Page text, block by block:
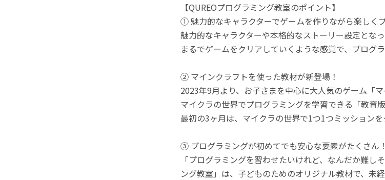
【QUREOプログラミング教室のポイント】
① 魅力的なキャラクターでゲームを作りながら楽しく
魅力的なキャラクターや本格的なストーリー設定とな
まるでゲームをクリアしていくような感覚で、プログ
② マインクラフトを使った教材が新登場！
2023年9月より、お子さまを中心に大人気のゲーム「
マイクラの世界でプログラミングを学習できる「教育
最初の3ヶ月は、マイクラの世界で1つ1つミッション
③ プログラミングが初めてでも安心な要素がたくさん！
「プログラミングを習わせたいけれど、なんだか難
ング教室」は、子どものためのオリジナル教材で、未